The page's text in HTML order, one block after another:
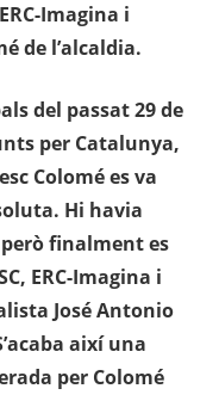
Imagina i
de l’alcaldia.
del passat 29 de
per Catalunya,
Colomé es va
Hi havia
finalment es
ERC-Imagina i
José Antonio
així una
per Colomé